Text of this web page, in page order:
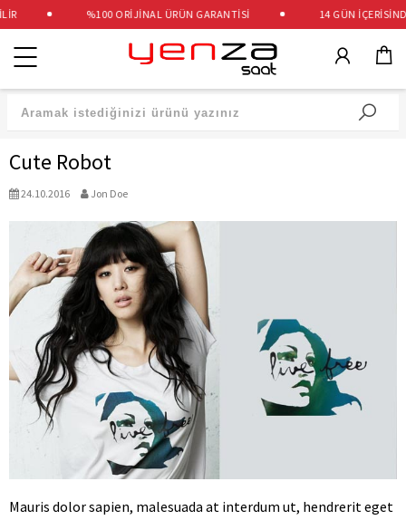
%100 ORİJİNAL ÜRÜN GARANTİSİ 14 GÜN
Kategoriler
Cute Robot
24.10.2016 Jon Doe
Mauris dolor sapien, malesuada at interdum ut, hendrerit eget